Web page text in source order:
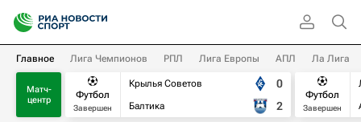
Главное Лига Чемпионов РПЛ Лига Европы АПЛ Ла Лига
Матч-
центр
Футбол
Завершен
Крылья Советов
Балтика
0
2
Футбол
Завершен